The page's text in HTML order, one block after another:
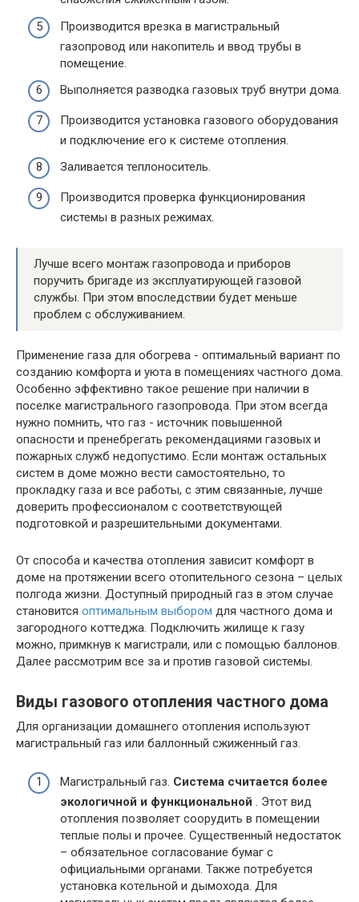
Производится врезка в магистральный
газопровод или накопитель и ввод трубы в
помещение.
Выполняется разводка газовых труб внутри дома.
Производится установка газового оборудования
и подключение его к системе отопления.
Заливается теплоноситель.
Производится проверка функционирования
системы в разных режимах.
Лучше всего монтаж газопровода и приборов
поручить бригаде из эксплуатирующей газовой
службы. При этом впоследствии будет меньше
проблем с обслуживанием.
Применение газа для обогрева - оптимальный вариант по
созданию комфорта и уюта в помещениях частного дома.
Особенно эффективно такое решение при наличии в
поселке магистрального газопровода. При этом всегда
нужно помнить, что газ - источник повышенной
опасности и пренебрегать рекомендациями газовых и
пожарных служб недопустимо. Если монтаж остальных
систем в доме можно вести самостоятельно, то
прокладку газа и все работы, с этим связанные, лучше
доверить профессионалом с соответствующей
подготовкой и разрешительными документами.
От способа и качества отопления зависит комфорт в
доме на протяжении всего отопительного сезона – целых
полгода жизни. Доступный природный газ в этом случае
становится оптимальным выбором для частного дома и
загородного коттеджа. Подключить жилище к газу
можно, примкнув к магистрали, или с помощью баллонов.
Далее рассмотрим все за и против газовой системы.
Виды газового отопления частного дома
Для организации домашнего отопления используют
магистральный газ или баллонный сжиженный газ.
Магистральный газ. Система считается более
экологичной и функциональной . Этот вид
отопления позволяет соорудить в помещении
теплые полы и прочее. Существенный недостаток
– обязательное согласование бумаг с
официальными органами. Также потребуется
установка котельной и дымохода. Для